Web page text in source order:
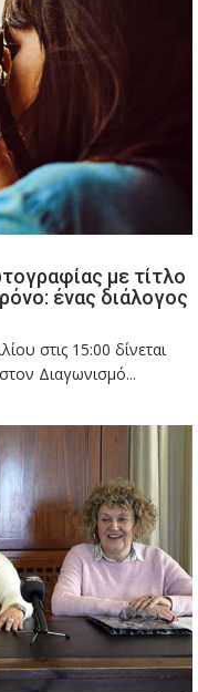
με τίτλο
ένας διάλογος
στις 15:00 δίνεται
Διαγωνισμό...